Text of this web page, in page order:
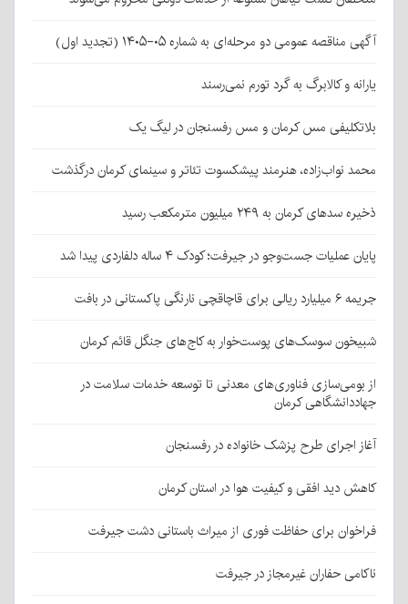
آگهی مناقصه عمومی دو مرحله‌ای به شماره ۰۵-۱۴۰۵ (تجدید اول)
یارانه و کالابرگ به گرد تورم نمی‌رسند
بلاتکلیفی مس کرمان و مس رفسنجان در لیگ یک
محمد نواب‌زاده، هنرمند پیشکسوت تئاتر و سینمای کرمان درگذشت
ذخیره سدهای کرمان به ۲۴۹ میلیون مترمکعب رسید
پایان عملیات جست‌وجو در جیرفت؛ کودک ۴ ساله دلفاردی پیدا شد
جریمه ۶ میلیارد ریالی برای قاچاقچی نارنگی پاکستانی در بافت
شبیخون سوسک‌های پوست‌خوار به کاج‌های جنگل قائم کرمان
از بومی‌سازی فناوری‌های معدنی تا توسعه خدمات سلامت در
جهاددانشگاهی کرمان
آغاز اجرای طرح پزشک خانواده در رفسنجان
کاهش دید افقی و کیفیت هوا در استان کرمان
فراخوان برای حفاظت فوری از میراث باستانی دشت جیرفت
ناکامی حفاران غیرمجاز در جیرفت